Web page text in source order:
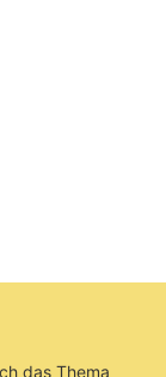
das Thema